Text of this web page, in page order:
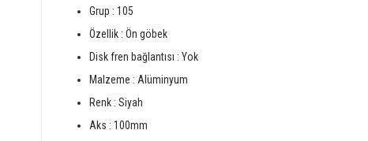
Grup : 105
Özellik : Ön göbek
Disk fren bağlantısı : Yok
Malzeme : Alüminyum
Renk : Siyah
Aks : 100mm